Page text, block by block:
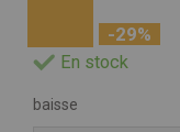
-29%
En stock
baisse